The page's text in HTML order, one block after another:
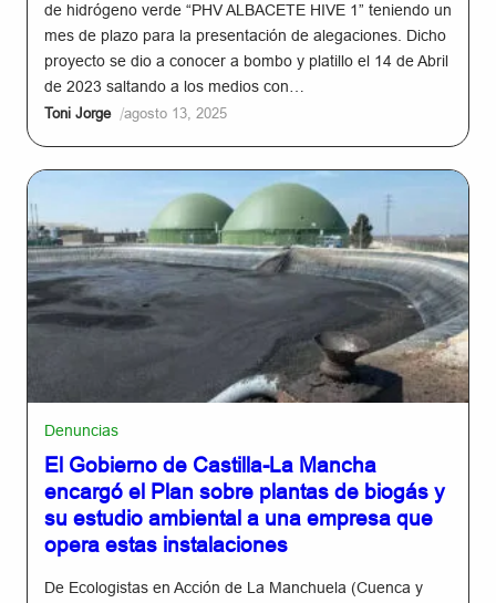
de hidrógeno verde “PHV ALBACETE HIVE 1” teniendo un
mes de plazo para la presentación de alegaciones. Dicho
proyecto se dio a conocer a bombo y platillo el 14 de Abril
de 2023 saltando a los medios con…
Toni Jorge /agosto 13, 2025
Denuncias
El Gobierno de Castilla-La Mancha
encargó el Plan sobre plantas de biogás y
su estudio ambiental a una empresa que
opera estas instalaciones
De Ecologistas en Acción de La Manchuela (Cuenca y